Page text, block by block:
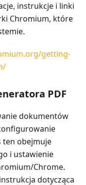
instrukcje i linki
Chromium, które
getting-
PDF
dokumentów
ten obejmuje
i ustawienie
Chrome.
dotycząca